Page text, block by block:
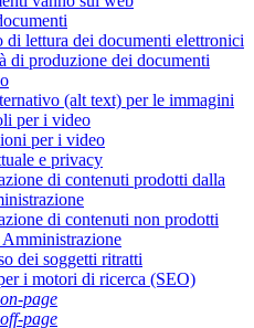
di lettura dei documenti elettronici
di produzione dei documenti
(alt text) per le immagini
per i video
per i video
e privacy
di contenuti prodotti dalla
di contenuti non prodotti
dei soggetti ritratti
i motori di ricerca (SEO)
on-page
off-page